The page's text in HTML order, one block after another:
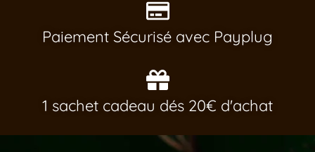
Paiement Sécurisé avec Payplug
1 sachet cadeau dés 20€ d'achat